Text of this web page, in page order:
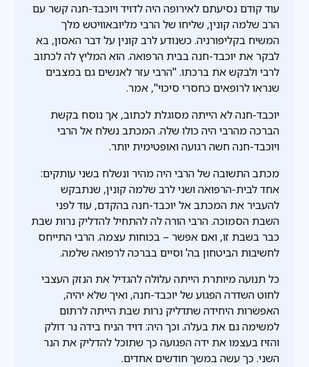
עוד קודם נסיעתם לאירופה היה לדויד ויוכבד-חנה קשר עם
הרב שלמה קונין, שליחו של הרבי מליובאוויטש מלך
המשיח בקליפורניה. כשנודע לרב קונין על דבר האסון, בא
לבקר את יוכבד-חנה בבית הרפואה. הוא המליץ לה לכתוב
לרבי ולבקש את ברכתו. "הרבי עזר לאנשים גם במצבים
שנראו לרופאים כחסרי סיכוי", אמר.
יוכבד-חנה לא הייתה מסוגלת לכתוב, אך נוסח בקשת
הברכה מהרבי היה כולו שלה. המכתב נשלח אל הרבי
ויוכבד-חנה חשה רגועה ואופטימית יותר.
מכתב התשובה של הרבי היה מהיר ונשלח בשני עותקים:
אחד לבית-הרפואה ושני לרב שלמה קונין, שנתבקש
להעביר את המכתב אל יוכבד-חנה בהקדם, עוד לפני
השבת הסמוכה. הרבי הורה לה להתחיל להדליק נרות שבת
כבר בשבת זו, ואם אפשר – בכוחות עצמה. הרבי התייחס
לחשיבות הביטחון בה' וסיים בברכה לרפואה שלמה.
כל תנועה מיותרת הייתה עלולה להגדיל את הנזק העצבי
לחוט השדרה הפגוע של יוכבד-חנה, ואיך שלא יהיה,
האפשרות היחידה שתדליק נרות שבת הייתה לרתום
למשימה גם את בעלה. וכך היה: דויד הניח בידה נר דולק
והזיז בעצמו את ידה הפגועה כך שתוכל להדליק את הנר
השני. כך עשה במשך חודשים אחדים.